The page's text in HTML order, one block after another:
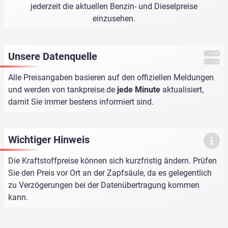
jederzeit die aktuellen Benzin- und Dieselpreise
einzusehen.
Unsere Datenquelle
Alle Preisangaben basieren auf den offiziellen Meldungen
und werden von tankpreise.de jede Minute aktualisiert,
damit Sie immer bestens informiert sind.
Wichtiger Hinweis
Die Kraftstoffpreise können sich kurzfristig ändern. Prüfen
Sie den Preis vor Ort an der Zapfsäule, da es gelegentlich
zu Verzögerungen bei der Datenübertragung kommen
kann.